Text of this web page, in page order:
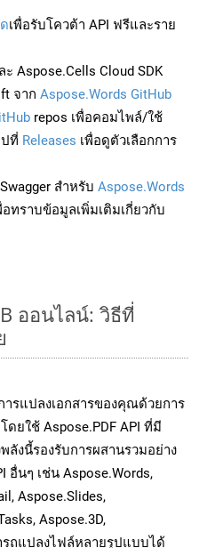
เพื่อรับโควต้า API ฟรีและราย
Aspose.Cells Cloud SDK
จาก Aspose.Words GitHub
repos เพื่อคอมไพล์/ใช้
ปที่ Releases เพื่อดูตัวเลือกการ
สำหรับ Aspose.Words
อทราบข้อมูลเพิ่มเติมเกี่ยวกับ
ออนไลน์: วิธีที่
ารแปลงเอกสารของคุณด้วยการ
ดยใช้ Aspose.PDF API ที่มี
งนี้รองรับการผสานรวมอย่าง
อื่นๆ เช่น Aspose.Words,
Aspose.Slides,
Aspose.3D,
รถแปลงไฟล์หลายรูปแบบได้